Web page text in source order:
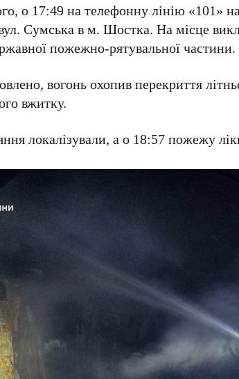
о 17:49 на телефонну лінію «101»
Сумська в м. Шостка. На місце
пожежно-рятувальної частини.
вогонь охопив перекриття
вжитку.
локалізували, а о 18:57 пожежу